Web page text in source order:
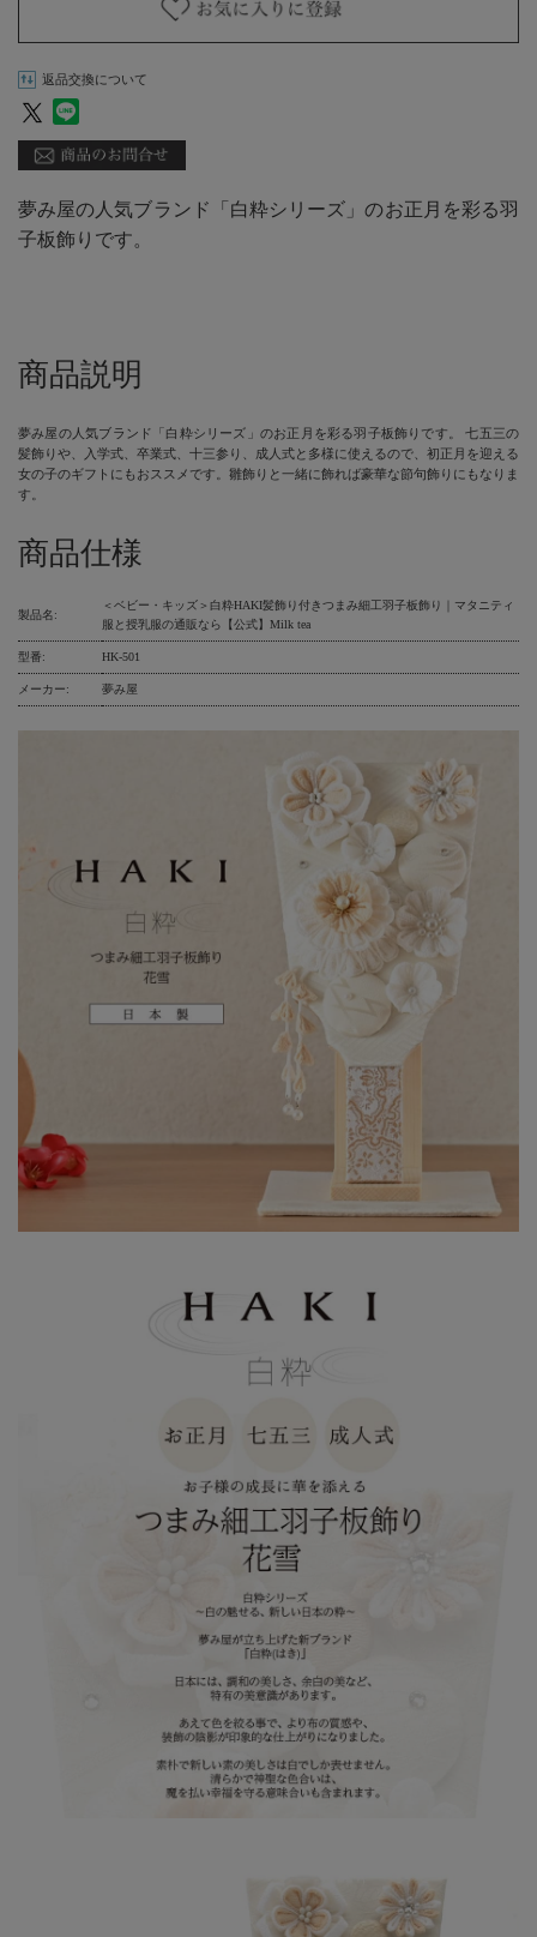
返品交換について
夢み屋の人気ブランド「白粋シリーズ」のお正月を彩る羽
子板飾りです。
商品説明
夢み屋の人気ブランド「白粋シリーズ」のお正月を彩る羽子板飾りです。 七五三の
髪飾りや、入学式、卒業式、十三参り、成人式と多様に使えるので、初正月を迎える
女の子のギフトにもおススメです。雛飾りと一緒に飾れば豪華な節句飾りにもなりま
す。
商品仕様
製品名:
＜ベビー・キッズ＞白粋HAKI髪飾り付きつまみ細工羽子板飾り｜マタニティ
服と授乳服の通販なら【公式】Milk tea
型番: HK-501
メーカー: 夢み屋